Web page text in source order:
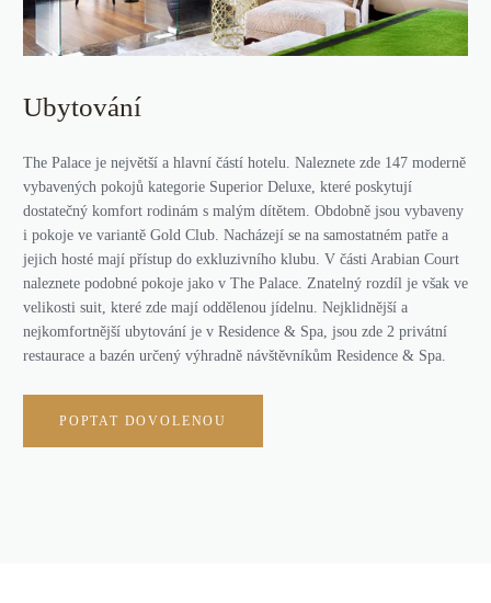
Ubytování
The Palace je největší a hlavní částí hotelu. Naleznete zde 147 moderně
vybavených pokojů kategorie Superior Deluxe, které poskytují
dostatečný komfort rodinám s malým dítětem. Obdobně jsou vybaveny
i pokoje ve variantě Gold Club. Nacházejí se na samostatném patře a
jejich hosté mají přístup do exkluzivního klubu. V části Arabian Court
naleznete podobné pokoje jako v The Palace. Znatelný rozdíl je však ve
velikosti suit, které zde mají oddělenou jídelnu. Nejklidnější a
nejkomfortnější ubytování je v Residence & Spa, jsou zde 2 privátní
restaurace a bazén určený výhradně návštěvníkům Residence & Spa.
POPTAT DOVOLENOU